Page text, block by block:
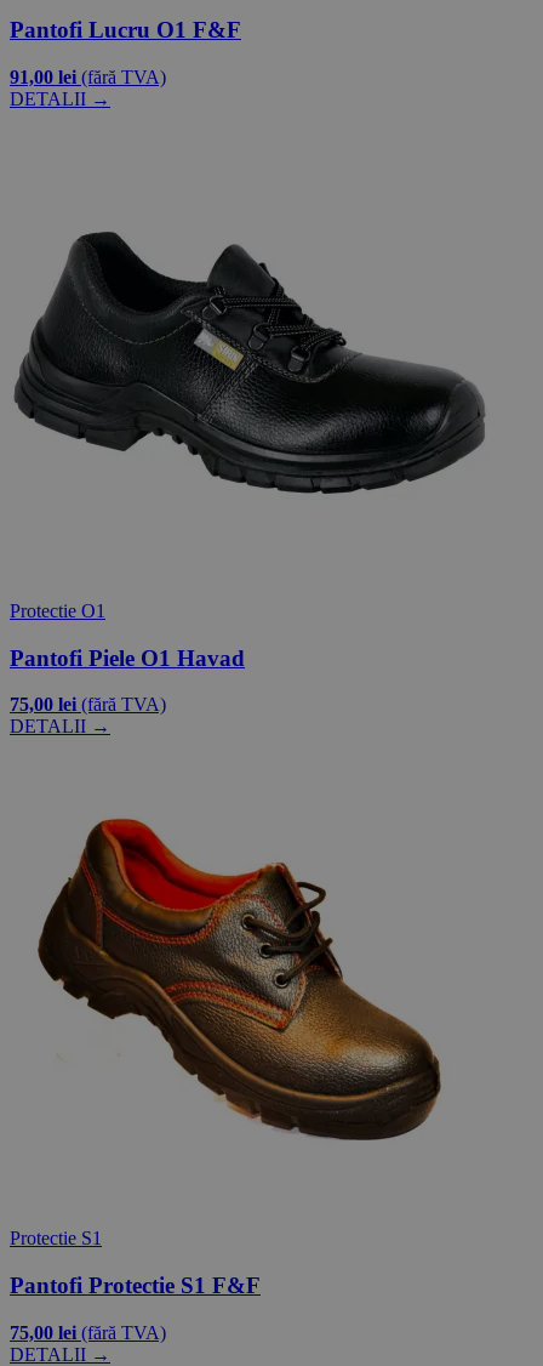
Pantofi Lucru O1 F&F
91,00 lei (fără TVA)
DETALII →
Protectie O1
Pantofi Piele O1 Havad
75,00 lei (fără TVA)
DETALII →
Protectie S1
Pantofi Protectie S1 F&F
75,00 lei (fără TVA)
DETALII →